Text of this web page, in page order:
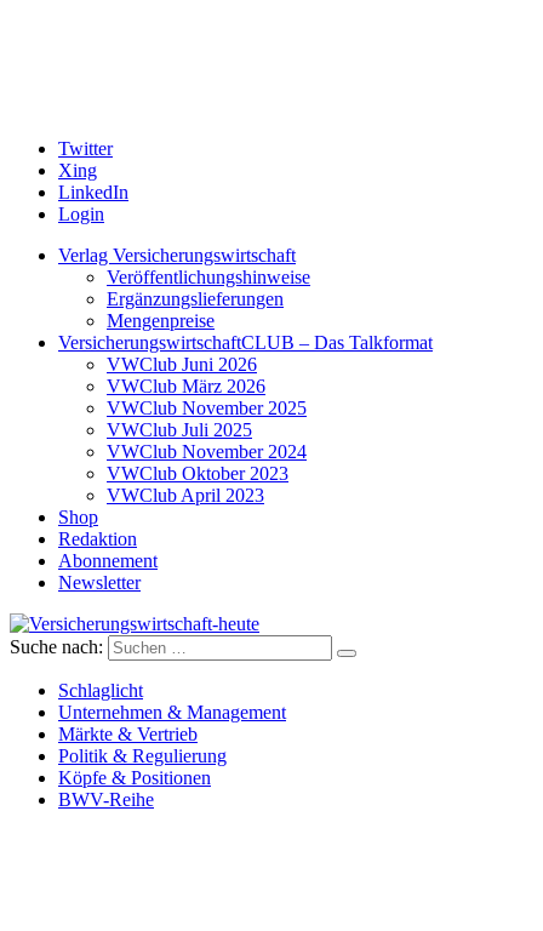
Twitter
Xing
LinkedIn
Login
Verlag Versicherungswirtschaft
Veröffentlichungshinweise
Ergänzungslieferungen
Mengenpreise
VersicherungswirtschaftCLUB – Das Talkformat
VWClub Juni 2026
VWClub März 2026
VWClub November 2025
VWClub Juli 2025
VWClub November 2024
VWClub Oktober 2023
VWClub April 2023
Shop
Redaktion
Abonnement
Newsletter
Versicherungswirtschaft-heute
Suche nach:
Schlaglicht
Unternehmen & Management
Märkte & Vertrieb
Politik & Regulierung
Köpfe & Positionen
BWV-Reihe